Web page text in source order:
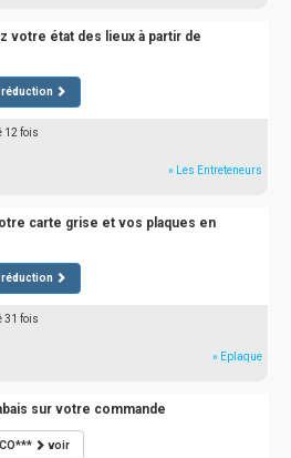
votre état des lieux à partir de
12 fois
» Les Entreteneurs
carte grise et vos plaques en
31 fois
» Eplaque
sur votre commande
voir